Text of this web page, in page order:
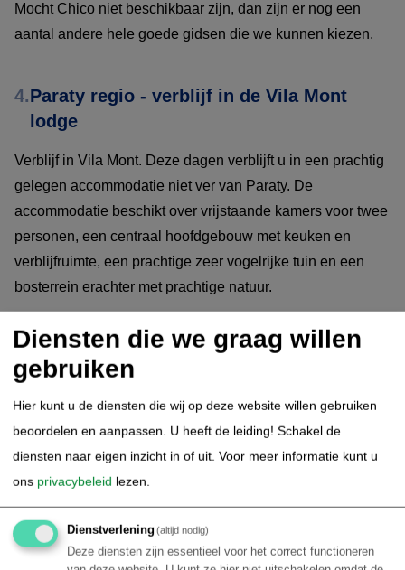
Mocht Chico niet beschikbaar zijn, dan zijn er nog een
aantal andere hele goede gidsen die we kunnen kiezen.
4.Paraty regio - verblijf in de Vila Mont
lodge
Verblijf in Vila Mont. Deze dagen verblijft u in een prachtig
gelegen accommodatie niet ver van Paraty. De
accommodatie beschikt over vrijstaande kamers voor twee
personen, een centraal hoofdgebouw met keuken en
verblijfruimte, een prachtige zeer vogelrijke tuin en een
bosterrein erachter met prachtige natuur.
Tijdens het verblijf in Vila Mont heeft u de beschikking over
een zeer goede natuur gids, zoals bijvoorbeeld Chico, die
tevens uw chauffeur is (inclusief). Hij is een
lokale natuurgids die alle plekken kent en tevens een zeer
goede vogelaar is. Hij kent de beste plekken voor
natuurwandelingen in het Atlantisch regenwoud en biedt
avontuurlijke activiteiten zoals kajakken, raften en het
bezoeken van verborgen watervallen en afgelegen
stranden, eventueel met boottochten.
Diensten die we graag willen
gebruiken
Hier kunt u de diensten die wij op deze website willen gebruiken
beoordelen en aanpassen. U heeft de leiding! Schakel de
diensten naar eigen inzicht in of uit. Voor meer informatie kunt u
ons privacybeleid lezen.
Dienstverlening(altijd nodig)
Deze diensten zijn essentieel voor het correct functioneren